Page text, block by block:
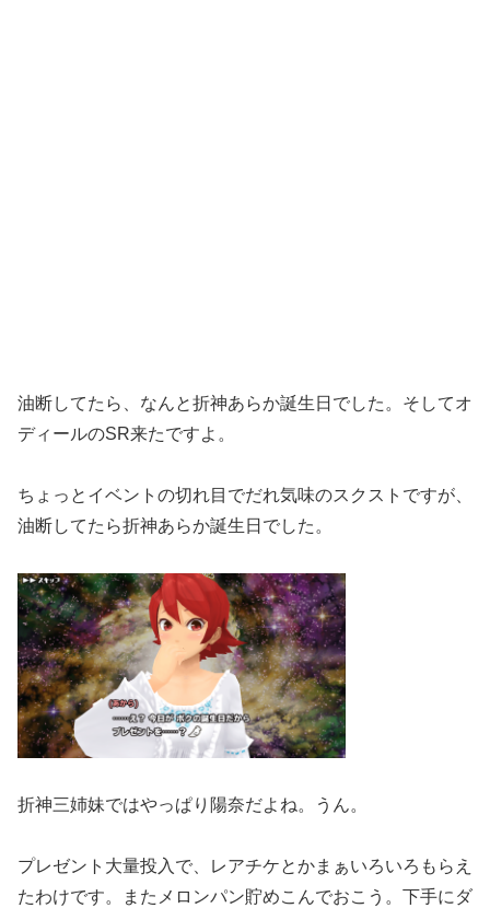
油断してたら、なんと折神あらか誕生日でした。そしてオ
ディールのSR来たですよ。
ちょっとイベントの切れ目でだれ気味のスクストですが、
油断してたら折神あらか誕生日でした。
折神三姉妹ではやっぱり陽奈だよね。うん。
プレゼント大量投入で、レアチケとかまぁいろいろもらえ
たわけです。またメロンパン貯めこんでおこう。下手にダ